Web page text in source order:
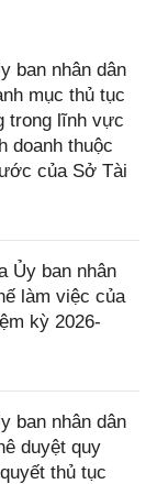
ban nhân dân
mục thủ tục
trong lĩnh vực
doanh thuộc
của Sở Tài
Ủy ban nhân
làm việc của
kỳ 2026-
ban nhân dân
duyệt quy
thủ tục